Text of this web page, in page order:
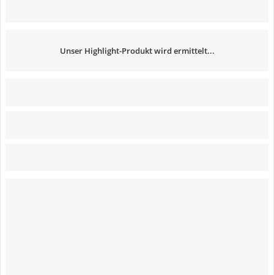
Unser Highlight-Produkt wird ermittelt...